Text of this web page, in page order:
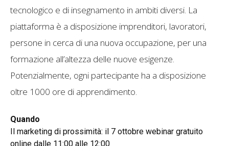
tecnologico e di insegnamento in ambiti diversi. La
piattaforma è a disposizione imprenditori, lavoratori,
persone in cerca di una nuova occupazione, per una
formazione all’altezza delle nuove esigenze.
Potenzialmente, ogni partecipante ha a disposizione
oltre 1000 ore di apprendimento.
Quando
Il marketing di prossimità: il 7 ottobre webinar gratuito
online dalle 11:00 alle 12:00